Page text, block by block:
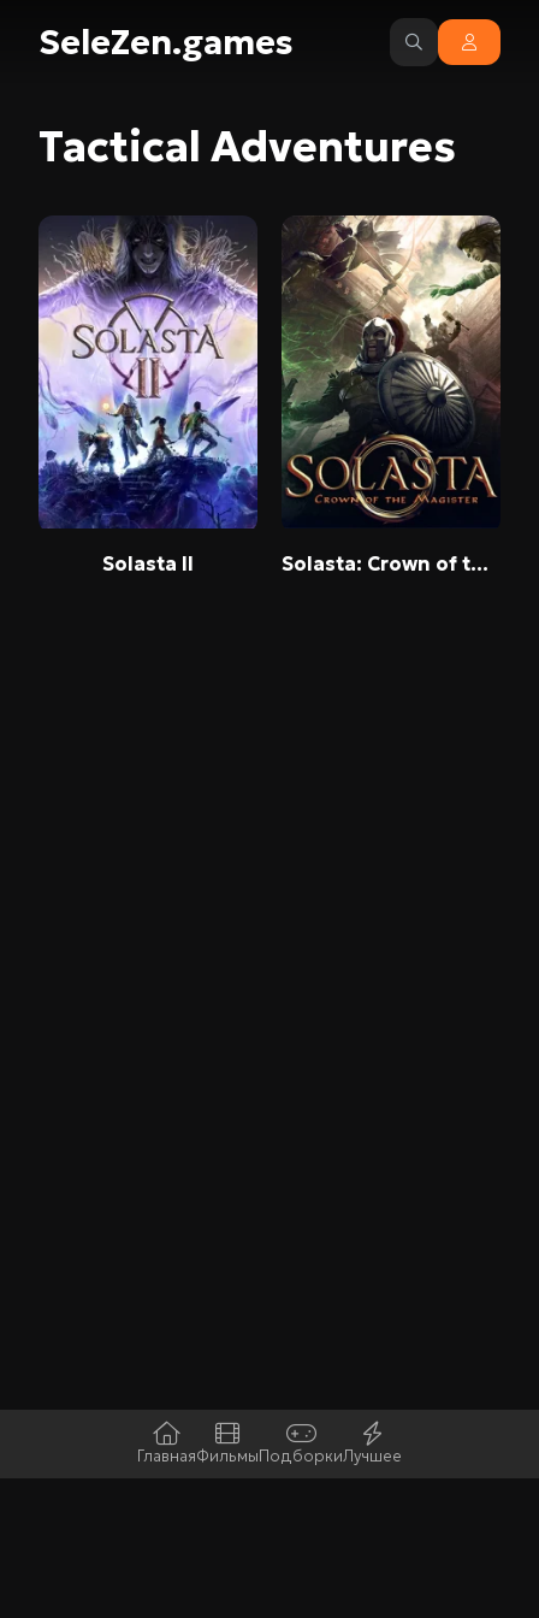
SeleZen.games
ГлавнаяФильмыПодборкиЛучшее
Tactical Adventures
Solasta II Solasta: Crown of the Magister